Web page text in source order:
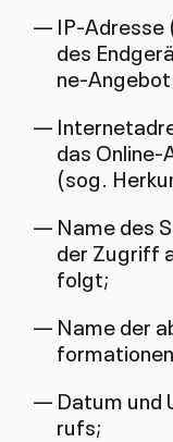
IP-
des
ne-
das
(sog.
Na­me des
der Zu­griff
folgt;
Na­me der
Da­tum und
rufs;